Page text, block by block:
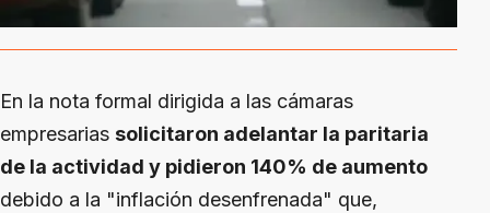
En la nota formal dirigida a las cámaras
empresarias solicitaron adelantar la paritaria
de la actividad y pidieron 140% de aumento
debido a la "inflación desenfrenada" que,